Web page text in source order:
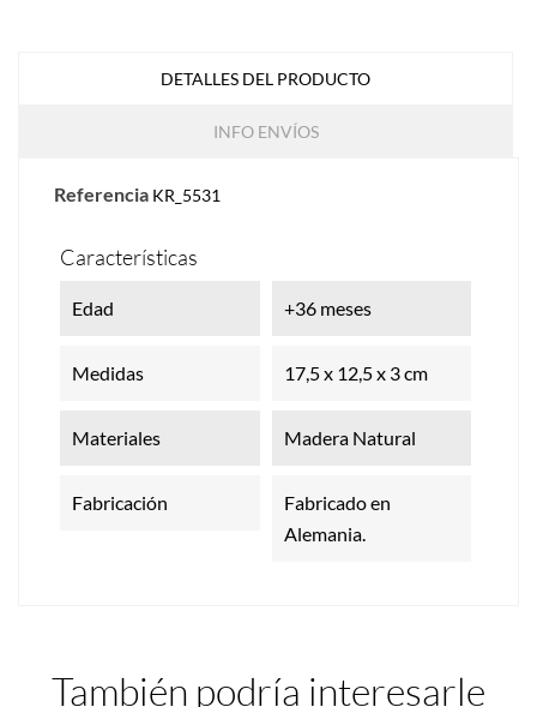
DETALLES DEL PRODUCTO
INFO ENVÍOS
Referencia KR_5531
Características
Edad +36 meses
Medidas 17,5 x 12,5 x 3 cm
Materiales Madera Natural
Fabricación
Fabricado en
Alemania.
También podría interesarle